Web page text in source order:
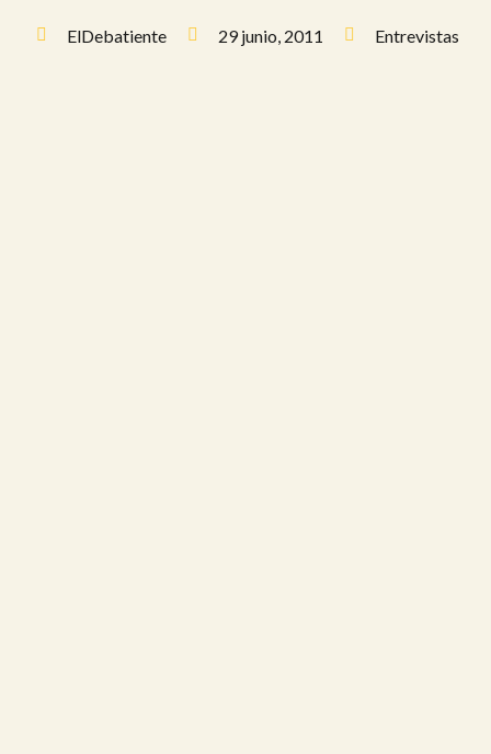
ElDebatiente 29 junio, 2011 Entrevistas